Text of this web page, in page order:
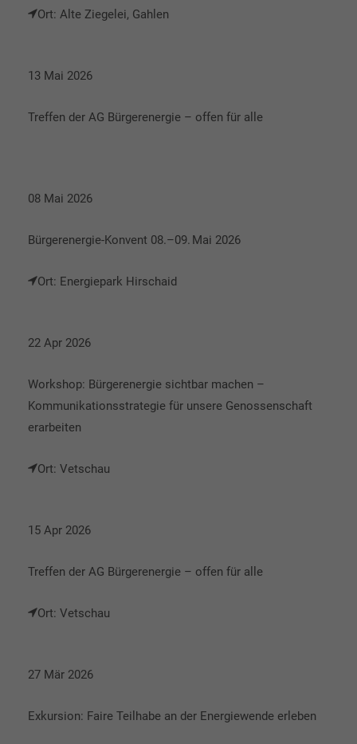
Ort: Alte Ziegelei, Gahlen
13 Mai 2026
Treffen der AG Bürgerenergie – offen für alle
08 Mai 2026
Bürgerenergie-Konvent 08.–09. Mai 2026
Ort: Energiepark Hirschaid
22 Apr 2026
Workshop: Bürgerenergie sichtbar machen –
Kommunikationsstrategie für unsere Genossenschaft
erarbeiten
Ort: Vetschau
15 Apr 2026
Treffen der AG Bürgerenergie – offen für alle
Ort: Vetschau
27 Mär 2026
Exkursion: Faire Teilhabe an der Energiewende erleben